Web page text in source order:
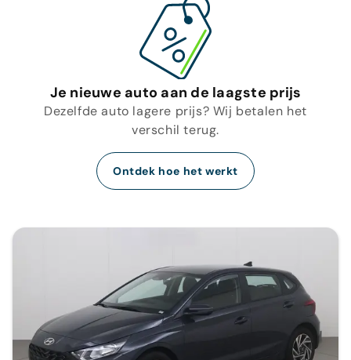
Je nieuwe auto aan de laagste prijs
Dezelfde auto lagere prijs? Wij betalen het
verschil terug.
Ontdek hoe het werkt